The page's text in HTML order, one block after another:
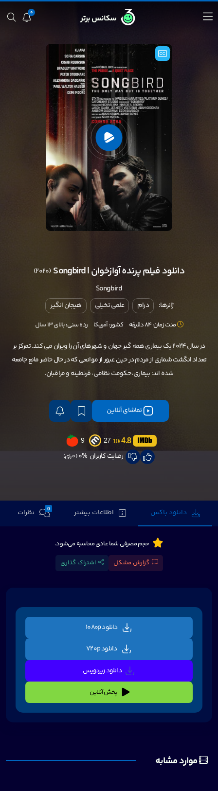
0
سکانس برتر
دانلود فیلم پرنده آوازخوان | Songbird (2020)
Songbird
ژانرها: درام علمی تخیلی هیجان انگیر
مدت زمان: 84 دقیقه کشور:آمریکا رده سنی:بالای ۱۳ سال
در سال 2024 یک بیماری همه گیر جهان و شهرهای آن را ویران می کند. تمرکز بر
تعداد انگشت شماری از مردم در حین عبور از موانعی که در حال حاضر مانع جامعه
شده اند: بیماری، حکومت نظامی، قرنطینه و مراقبان.
تماشای آنلاین
4.8
/10
27
9
رضایت کاربران 0% (0 رای)
دانلود باکس اطلاعات بیشتر 0 نظرات
حجم مصرفی شما عادی محاسبه می‌شود.
گزارش مشکل
اشتراک گذاری
دانلود 1080p
دانلود 720p
دانلود زیرنویس
پخش آنلاین
موارد مشابه